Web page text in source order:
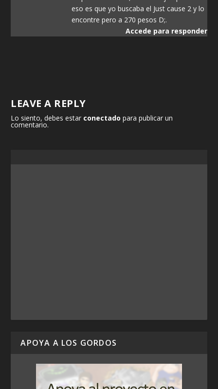
eso es que yo buscaba el Just cause 2 y lo
encontre pero a 270 pesos D;.
Accede para responder
LEAVE A REPLY
Lo siento, debes estar conectado para publicar un
comentario.
APOYA A LOS GORDOS